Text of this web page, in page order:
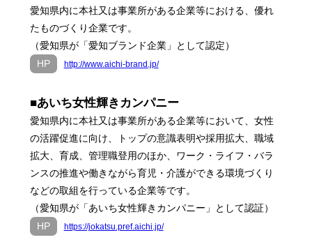
愛知県内に本社又は事業所がある企業等における、優れ
たものづくり企業です。
（愛知県が「愛知ブランド企業」として認定）
HP
http://www.aichi-brand.jp/
■あいち女性輝きカンパニー
愛知県内に本社又は事業所がある企業等において、女性
の活躍促進に向け、トップの意識表明や採用拡大、職域
拡大、育成、管理職登用のほか、ワーク・ライフ・バラ
ンスの推進や働きながら育児・介護ができる環境づくり
などの取組を行っている企業等です。
（愛知県が「あいち女性輝きカンパニー」として認証）
HP
https://jokatsu.pref.aichi.jp/